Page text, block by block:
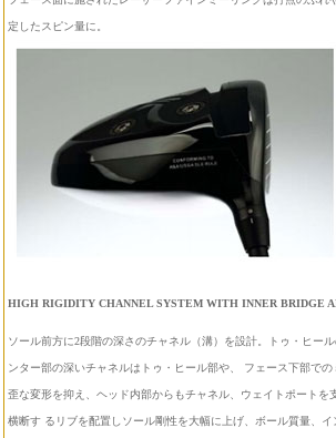
定したスピン量に。
HIGH RIGIDITY CHANNEL SYSTEM WITH INNER BRIDGE
ソール前方に2段階の深さのチャネル（溝）を設計。トゥ・ヒー
ンター部の深いチャネルはトゥ・ヒール部や、 フェース下部で
歪な変形を抑え、ヘッド内部からもチャネル、ウェイトポートを
横断す るリブを配置しソール剛性を大幅に上げ、ボール質量、イ